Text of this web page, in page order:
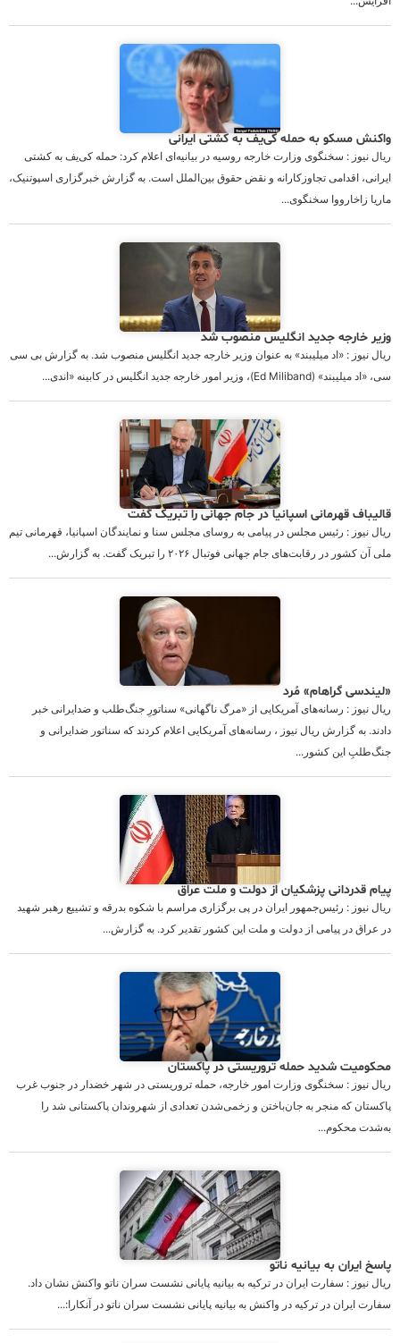
واکنش مسکو به حمله کی‌یف به کشتی ایرانی
ریال نیوز : سخنگوی وزارت خارجه روسیه در بیانیه‌ای اعلام کرد: حمله کی‌یف به کشتی
ایرانی، اقدامی تجاوزکارانه و نقض حقوق بین‌الملل است. به گزارش خبرگزاری اسپوتنیک،
ماریا زاخارووا سخنگوی...
وزیر خارجه جدید انگلیس منصوب شد
ریال نیوز : «اد میلیبند» به عنوان وزیر خارجه جدید انگلیس منصوب شد. به گزارش بی سی
سی، «اد میلیبند» (Ed Miliband)، وزیر امور خارجه جدید انگلیس در کابینه «اندی...
قالیباف قهرمانی اسپانیا در جام جهانی را تبریک گفت
ریال نیوز : رئیس مجلس در پیامی به روسای مجلس سنا و نمایندگان اسپانیا، قهرمانی تیم
ملی آن کشور در رقابت‌های جام جهانی فوتبال ۲۰۲۶ را تبریک گفت. به گزارش...
«لیندسی گراهام» مُرد
ریال نیوز : رسانه‌های آمریکایی از «مرگ ناگهانی» سناتورِ جنگ‌طلب و ضدایرانی خبر
دادند. به گزارش ریال نیوز ، رسانه‌های آمریکایی اعلام کردند که سناتور ضدایرانی و
جنگ‌طلبِ این کشور...
پیام قدردانی پزشکیان از دولت و ملت عراق
ریال نیوز : رئیس‌جمهور ایران در پی برگزاری مراسم با شکوه بدرقه و تشییع رهبر شهید
در عراق در پیامی از دولت و ملت این کشور تقدیر کرد. به گزارش...
محکومیت شدید حمله تروریستی در پاکستان
ریال نیوز : سخنگوی وزارت امور خارجه، حمله تروریستی در شهر خضدار در جنوب غرب
پاکستان که منجر به جان‌باختن و زخمی‌شدن تعدادی از شهروندان پاکستانی شد را
به‌شدت محکوم...
پاسخ ایران به بیانیه ناتو
ریال نیوز : سفارت ایران در ترکیه به بیانیه پایانی نشست سران ناتو واکنش نشان داد.
سفارت ایران در ترکیه در واکنش به بیانیه پایانی نشست سران ناتو در آنکارا:...